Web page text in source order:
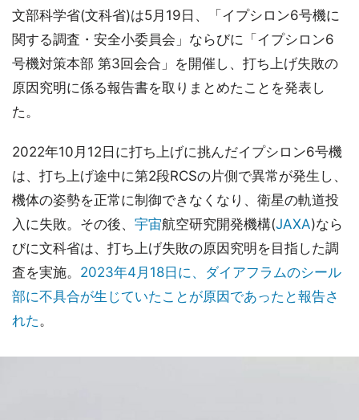
文部科学省(文科省)は5月19日、「イプシロン6号機に
関する調査・安全小委員会」ならびに「イプシロン6
号機対策本部 第3回会合」を開催し、打ち上げ失敗の
原因究明に係る報告書を取りまとめたことを発表し
た。
2022年10月12日に打ち上げに挑んだイプシロン6号機
は、打ち上げ途中に第2段RCSの片側で異常が発生し、
機体の姿勢を正常に制御できなくなり、衛星の軌道投
入に失敗。その後、 宇宙航空研究開発機構(JAXA)なら
びに文科省は、打ち上げ失敗の原因究明を目指した調
査を実施。 2023年4月18日に、ダイアフラムのシール
部に不具合が生じていたことが原因であったと報告さ
れた。